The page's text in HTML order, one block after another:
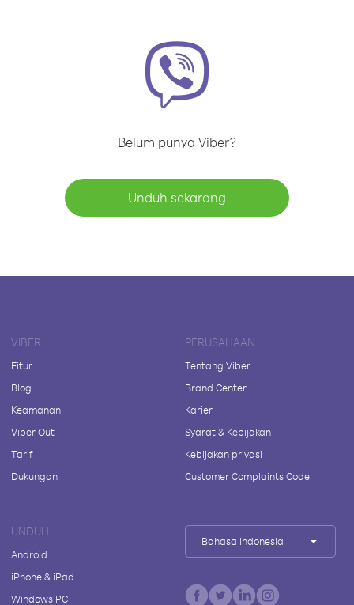
Belum punya Viber?
Unduh sekarang
VIBER
Fitur
Blog
Keamanan
Viber Out
Tarif
Dukungan
PERUSAHAAN
Tentang Viber
Brand Center
Karier
Syarat & Kebijakan
Kebijakan privasi
Customer Complaints Code
UNDUH
Android
iPhone & iPad
Windows PC
Bahasa Indonesia